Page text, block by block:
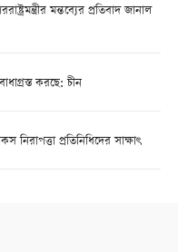
মন্তব্যের প্রতিবাদ জানাল
করছে: চীন
নিরাপত্তা প্রতিনিধিদের সাক্ষাৎ